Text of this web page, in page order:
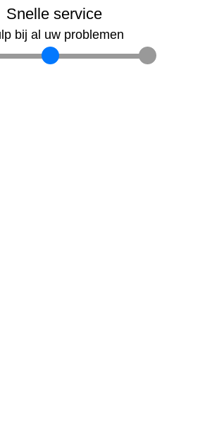
Snelle service
bij al uw problemen